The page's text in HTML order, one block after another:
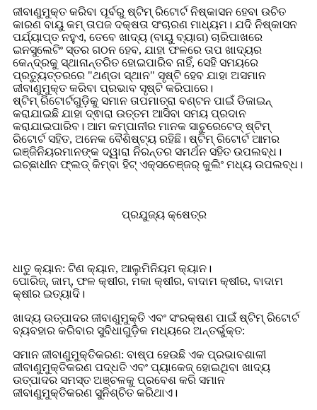
ଜୀବାଣୁମୁକ୍ତ କରିବା ପୂର୍ବରୁ ଷ୍ଟିମ୍ ରିଟୋର୍ଟ ନିଷ୍କାସନ ହେବା ଉଚିତ
କାରଣ ବାୟୁ କମ୍ ତାପଜ ଦକ୍ଷତା ସଂଚାରଣ ମାଧ୍ୟମ। ଯଦି ନିଷ୍କାସନ
ପର୍ଯ୍ୟାପ୍ତ ନହୁଏ, ତେବେ ଖାଦ୍ୟ (ବାୟୁ ବ୍ୟାଗ) ଚାରିପାଖରେ
ଇନସୁଲେଟିଂ ସ୍ତର ଗଠନ ହେବ, ଯାହା ଫଳରେ ତାପ ଖାଦ୍ୟର
କେନ୍ଦ୍ରକୁ ସ୍ଥାନାନ୍ତରିତ ହୋଇପାରିବ ନାହିଁ, ସେହି ସମୟରେ
ପ୍ରତ୍ୟୁତ୍ତରରେ "ଥଣ୍ଡା ସ୍ଥାନ" ସୃଷ୍ଟି ହେବ ଯାହା ଅସମାନ
ଜୀବାଣୁମୁକ୍ତ କରିବା ପ୍ରଭାବ ସୃଷ୍ଟି କରିପାରେ।
ଷ୍ଟିମ୍ ରିଟୋର୍ଟଗୁଡ଼ିକୁ ସମାନ ତାପମାତ୍ରା ବଣ୍ଟନ ପାଇଁ ଡିଜାଇନ୍
କରାଯାଇଛି ଯାହା ଦ୍ଵାରା ଉତ୍ତମ ଆସିବା ସମୟ ପ୍ରଦାନ
କରାଯାଇପାରିବ। ଆମ କମ୍ପାନୀର ମାନକ ସାଚୁରେଟେଡ୍ ଷ୍ଟିମ୍
ରିଟୋର୍ଟ ସହିତ, ଅନେକ ବୈଶିଷ୍ଟ୍ୟ ରହିଛି। ଷ୍ଟିମ୍ ରିଟୋର୍ଟ ଆମର
ଇଞ୍ଜିନିୟରମାନଙ୍କ ଦ୍ୱାରା ନିରନ୍ତର ସମର୍ଥନ ସହିତ ଉପଲବ୍ଧ।
ଇଚ୍ଛାଧୀନ ଫ୍ଲଡ୍ କିମ୍ବା ହିଟ୍ ଏକ୍ସଚେଞ୍ଜର୍ କୁଲିଂ ମଧ୍ୟ ଉପଲବ୍ଧ।
ପ୍ରଯୁଜ୍ୟ କ୍ଷେତ୍ର
ଧାତୁ କ୍ୟାନ: ଟିଣ କ୍ୟାନ, ଆଲୁମିନିୟମ କ୍ୟାନ।
ପୋରିଜ୍, ଜାମ୍, ଫଳ କ୍ଷୀର, ମକା କ୍ଷୀର, ବାଦାମ କ୍ଷୀର, ବାଦାମ
କ୍ଷୀର ଇତ୍ୟାଦି।
ଖାଦ୍ୟ ଉତ୍ପାଦର ଜୀବାଣୁମୁକ୍ତି ଏବଂ ସଂରକ୍ଷଣ ପାଇଁ ଷ୍ଟିମ୍ ରିଟୋର୍ଟ
ବ୍ୟବହାର କରିବାର ସୁବିଧାଗୁଡ଼ିକ ମଧ୍ୟରେ ଅନ୍ତର୍ଭୁକ୍ତ:
ସମାନ ଜୀବାଣୁମୁକ୍ତିକରଣ: ବାଷ୍ପ ହେଉଛି ଏକ ପ୍ରଭାବଶାଳୀ
ଜୀବାଣୁମୁକ୍ତିକରଣ ପଦ୍ଧତି ଏବଂ ପ୍ୟାକେଜ୍ ହୋଇଥିବା ଖାଦ୍ୟ
ଉତ୍ପାଦର ସମସ୍ତ ଅଞ୍ଚଳକୁ ପ୍ରବେଶ କରି ସମାନ
ଜୀବାଣୁମୁକ୍ତିକରଣ ସୁନିଶ୍ଚିତ କରିଥାଏ।